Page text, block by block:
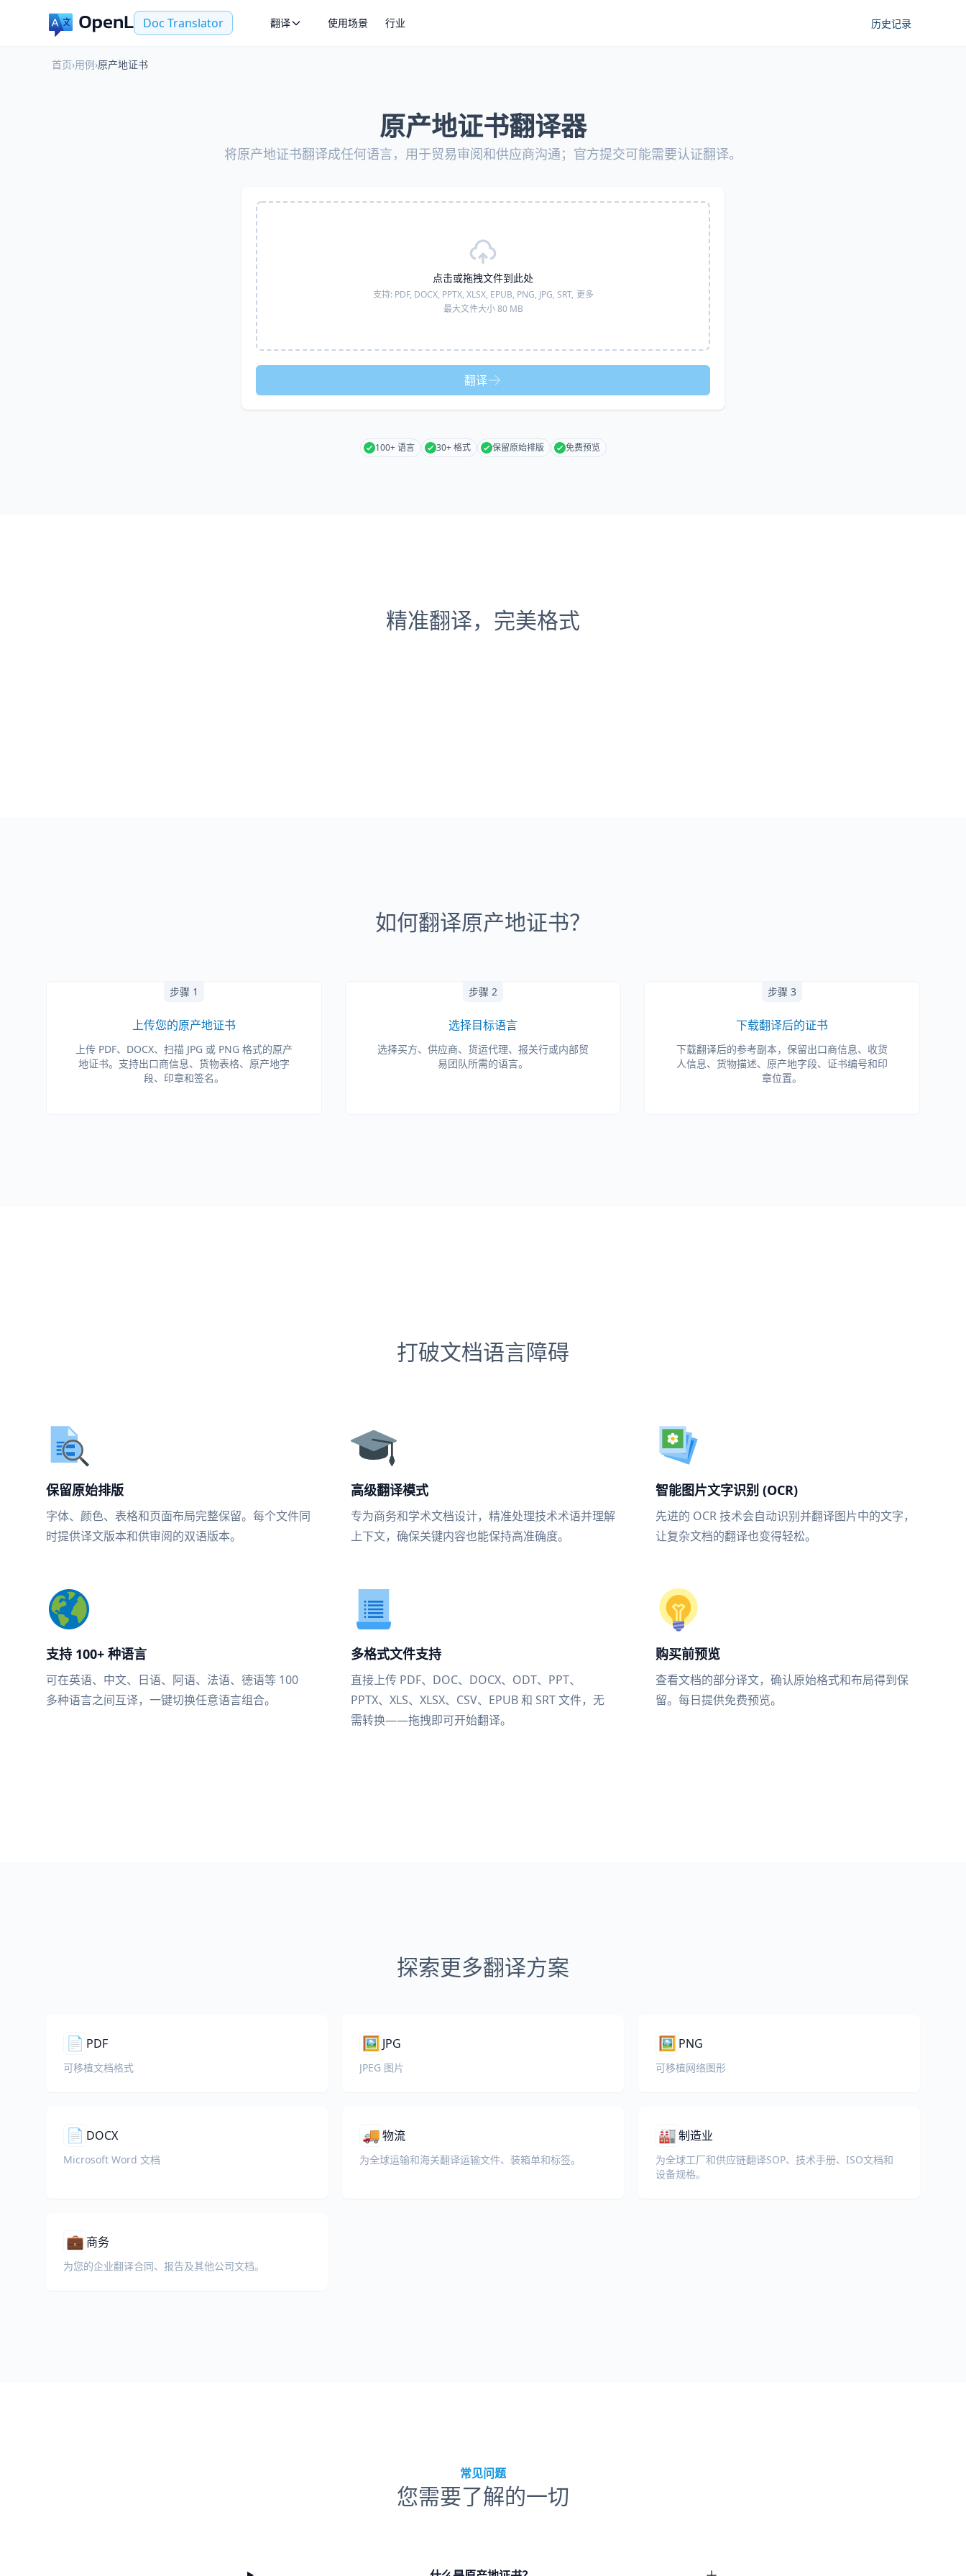
Doc Translator 翻译 使用场景 行业 历史记录
首页›用例›原产地证书
原产地证书翻译器
将原产地证书翻译成任何语言，用于贸易审阅和供应商沟通；官方提交可能需要认证翻译。
点击或拖拽文件到此处
支持: PDF, DOCX, PPTX, XLSX, EPUB, PNG, JPG, SRT, 更多
最大文件大小 80 MB
翻译
100+ 语言 30+ 格式 保留原始排版 免费预览
精准翻译，完美格式
如何翻译原产地证书？
步骤 1
上传您的原产地证书
上传 PDF、DOCX、扫描 JPG 或 PNG 格式的原产
地证书。支持出口商信息、货物表格、原产地字
段、印章和签名。
步骤 2
选择目标语言
选择买方、供应商、货运代理、报关行或内部贸
易团队所需的语言。
步骤 3
下载翻译后的证书
下载翻译后的参考副本，保留出口商信息、收货
人信息、货物描述、原产地字段、证书编号和印
章位置。
打破文档语言障碍
保留原始排版
字体、颜色、表格和页面布局完整保留。每个文件同
时提供译文版本和供审阅的双语版本。
高级翻译模式
专为商务和学术文档设计，精准处理技术术语并理解
上下文，确保关键内容也能保持高准确度。
智能图片文字识别 (OCR)
先进的 OCR 技术会自动识别并翻译图片中的文字，
让复杂文档的翻译也变得轻松。
支持 100+ 种语言
可在英语、中文、日语、阿语、法语、德语等 100
多种语言之间互译，一键切换任意语言组合。
多格式文件支持
直接上传 PDF、DOC、DOCX、ODT、PPT、
PPTX、XLS、XLSX、CSV、EPUB 和 SRT 文件，无
需转换——拖拽即可开始翻译。
购买前预览
查看文档的部分译文，确认原始格式和布局得到保
留。每日提供免费预览。
探索更多翻译方案
📄 PDF
可移植文档格式
🖼️ JPG
JPEG 图片
🖼️ PNG
可移植网络图形
📄 DOCX
Microsoft Word 文档
🚚物流
为全球运输和海关翻译运输文件、装箱单和标签。
🏭制造业
为全球工厂和供应链翻译SOP、技术手册、ISO文档和
设备规格。
💼 商务
为您的企业翻译合同、报告及其他公司文档。
常见问题
您需要了解的一切